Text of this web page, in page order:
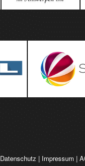
Datenschutz | Impressum |